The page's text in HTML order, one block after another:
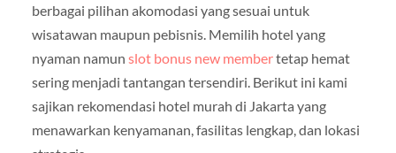
berbagai pilihan akomodasi yang sesuai untuk
wisatawan maupun pebisnis. Memilih hotel yang
nyaman namun slot bonus new membertetap hemat
sering menjadi tantangan tersendiri. Berikut ini kami
sajikan rekomendasi hotel murah di Jakarta yang
menawarkan kenyamanan, fasilitas lengkap, dan lokasi